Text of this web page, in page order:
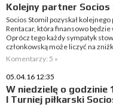
Kolejny partner
Socios Stomil pozyskał
Rentacar, która finansowo
Oprócz tego każdy sympatyk
członkowską może liczyć na
Komentarzy: 5 »
05.04.16 12:35
W niedzielę o godzinie
I Turniej piłkarski